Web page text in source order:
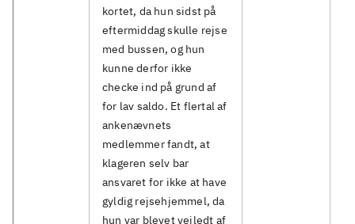
kortet, da hun sidst på
eftermiddag skulle rejse
med bussen, og hun
kunne derfor ikke
checke ind på grund af
for lav saldo. Et flertal af
ankenævnets
medlemmer fandt, at
klageren selv bar
ansvaret for ikke at have
gyldig rejsehjemmel, da
hun var blevet vejledt af